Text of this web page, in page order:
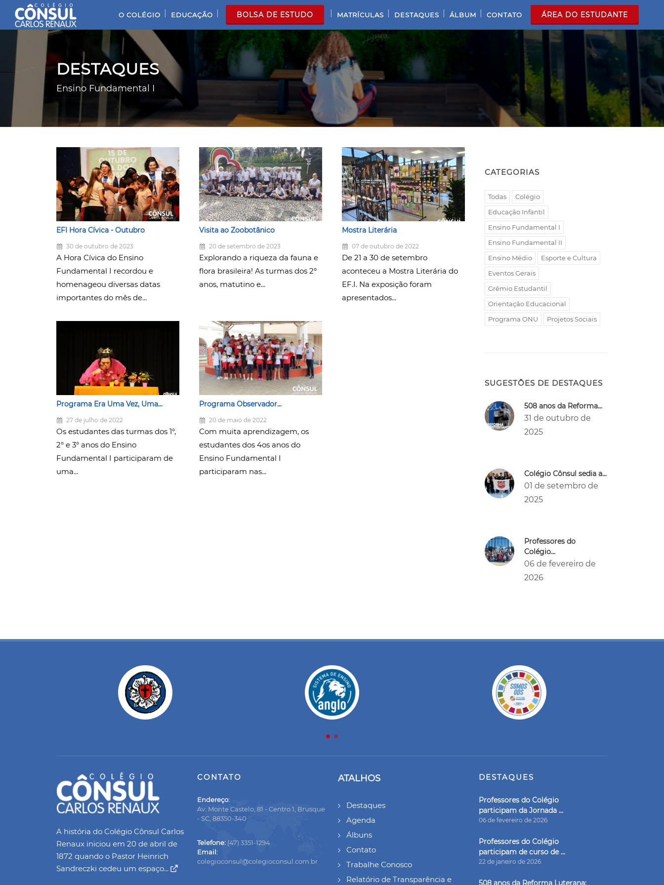
O COLÉGIO EDUCAÇÃO BOLSA DE ESTUDO MATRÍCULAS DESTAQUES ÁLBUM CONTATO ÁREA DO ESTUDANTE
DESTAQUES
Ensino Fundamental I
EFI Hora Cívica - Outubro
30 de outubro de 2023
A Hora Cívica do Ensino
Fundamental I recordou e
homenageou diversas datas
importantes do mês de...
Visita ao Zoobotânico
20 de setembro de 2023
Explorando a riqueza da fauna e
flora brasileira! As turmas dos 2º
anos, matutino e...
Mostra Literária
07 de outubro de 2022
De 21 a 30 de setembro
aconteceu a Mostra Literária do
EF.I. Na exposição foram
apresentados...
Programa Era Uma Vez, Uma...
27 de julho de 2022
Os estudantes das turmas dos 1°,
2° e 3° anos do Ensino
Fundamental I participaram de
uma...
Programa Observador...
20 de maio de 2022
Com muita aprendizagem, os
estudantes dos 4os anos do
Ensino Fundamental I
participaram nas...
CATEGORIAS
Todas
Colégio
Educação Infantil
Ensino Fundamental I
Ensino Fundamental II
Ensino Médio
Esporte e Cultura
Eventos Gerais
Grêmio Estudantil
Orientação Educacional
Programa ONU
Projetos Sociais
SUGESTÕES DE DESTAQUES
508 anos da Reforma...
31 de outubro de
2025
Colégio Cônsul sedia a...
01 de setembro de
2025
Professores do
Colégio...
06 de fevereiro de
2026
A história do Colégio Cônsul Carlos
Renaux iniciou em 20 de abril de
1872 quando o Pastor Heinrich
Sandreczki cedeu um espaço...
CONTATO
Endereço:
Av. Monte Castelo, 81 - Centro 1, Brusque
- SC, 88350-340
Telefone: (47) 3351-1294
Email:
colegioconsul@colegioconsul.com.br
ATALHOS
Destaques
Agenda
Álbuns
Contato
Trabalhe Conosco
Relatório de Transparência e
DESTAQUES
Professores do Colégio
participam da Jornada ...
06 de fevereiro de 2026
Professores do Colégio
participam de curso de ...
22 de janeiro de 2026
508 anos da Reforma Luterana: